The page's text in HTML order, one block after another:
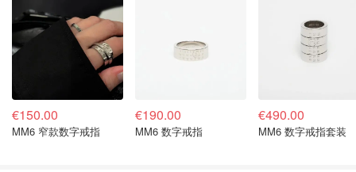
€150.00
MM6 窄款数字戒指
€190.00
MM6 数字戒指
€490.00
MM6 数字戒指套装